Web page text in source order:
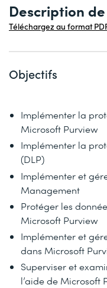
Description
Téléchargez au format
Objectifs
Implémenter la
Microsoft Purview
Implémenter la
(DLP)
Implémenter et
Management
Protéger les
Microsoft Purview
Implémenter et
dans Microsoft
Superviser et
l’aide de Microsoft